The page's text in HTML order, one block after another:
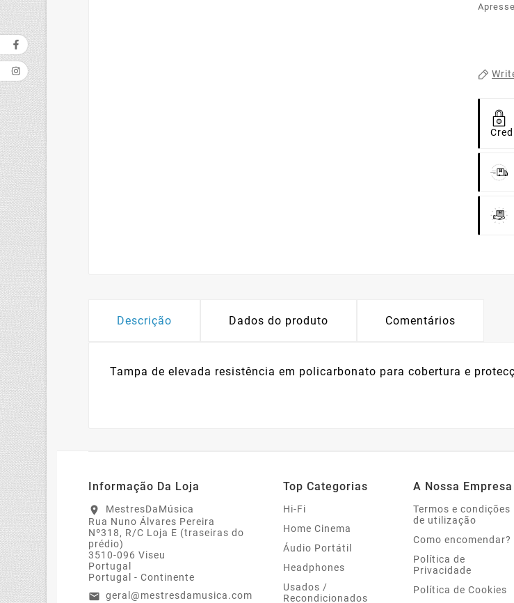
Descrição Dados do produto Comentários
Tampa de elevada resistência em policarbonato para cobertura e
Informação Da Loja
location_on
MestresDaMúsica
Rua Nuno Álvares Pereira
Nº318, R/C Loja E (traseiras do
prédio)
3510-096 Viseu
Portugal
Portugal - Continente
email geral@mestresdamusica.com
Top Categorias
Hi-Fi
Home Cinema
Áudio Portátil
Headphones
Usados /
Recondicionados
A Nossa Empresa
Termos e condições
de utilização
Como encomendar?
Política de
Privacidade
Política de Cookies